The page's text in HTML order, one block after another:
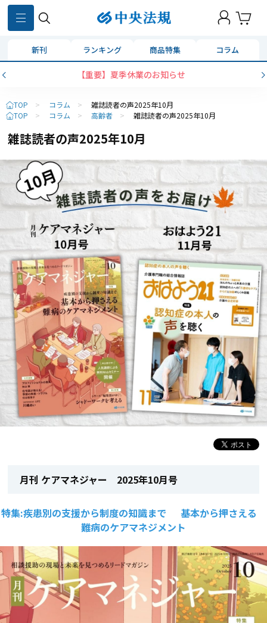
新刊 ランキング 商品特集 コラム
コンビニ決済に「セブンイレブン」を追加いたしました
TOP > コラム >
雑誌読者の声2025年10月
TOP
> コラム > 高齢者 > 雑誌読者の声2025年10月
雑誌読者の声2025年10月
月刊 ケアマネジャー 2025年10月号
特集:疾患別の支援から制度の知識まで 基本から押さえる
難病のケアマネジメント